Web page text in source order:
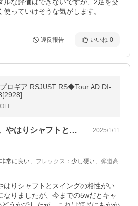
ルな評価はできないですが、2足を交
っていけそうな気がします。
違反報告 いいね 0
プロギア RSJUST RS◆Tour AD DI-
買って正解でした。やはりシャフトとスイ… 2025/1/11
非常に良い、 フレックス ： 少し硬い、 弾道高
はりシャフトとスイングの相性がい
なりましたが、今までの5wだとキャ